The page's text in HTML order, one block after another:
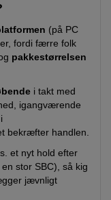
(på PC
fordi færre folk
pakkestørrelsen
i takt med
igangværende
bekræfter handlen.
et nyt hold efter
stor SBC), så kig
jævnligt